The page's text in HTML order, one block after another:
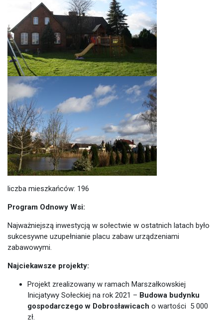
liczba mieszkańców: 196
Program Odnowy Wsi:
Najważniejszą inwestycją w sołectwie w ostatnich latach było
sukcesywne uzupełnianie placu zabaw urządzeniami
zabawowymi.
Najciekawsze projekty:
Projekt zrealizowany w ramach Marszałkowskiej
Inicjatywy Sołeckiej na rok 2021 – Budowa budynku
gospodarczego w Dobrosławicach o wartości 5 000
zł.